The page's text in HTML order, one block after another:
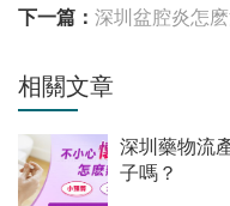
下一篇： 深圳盆腔炎怎
相關文章
深圳藥物流
子嗎？